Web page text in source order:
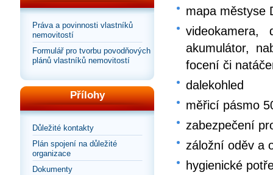
Práva a povinnosti vlastníků
nemovitostí
Formulář pro tvorbu povodňových
plánů vlastníků nemovitostí
Přílohy
Důležité kontakty
Plán spojení na důležité
organizace
Dokumenty
mapa městyse
akumulátor,
focení či
dalekohled
měřicí pásmo
zabezpečení
záložní oděv a
hygienické